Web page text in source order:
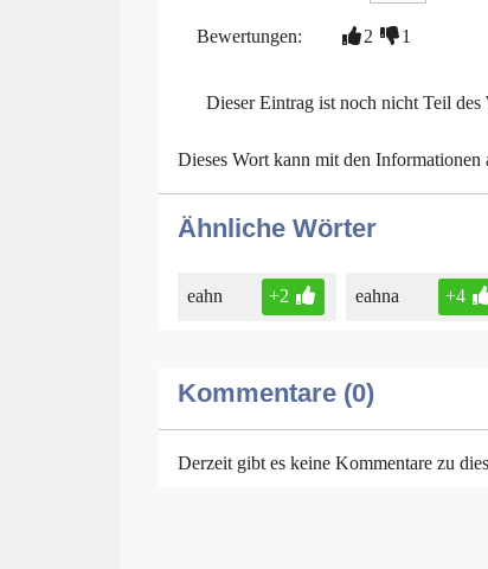
Bewertungen: 2 1
Dieser Eintrag ist noch nicht Teil des
Dieses Wort kann mit den Informationen
Ähnliche Wörter
eahn +2 eahna +4
Kommentare (0)
Derzeit gibt es keine Kommentare zu